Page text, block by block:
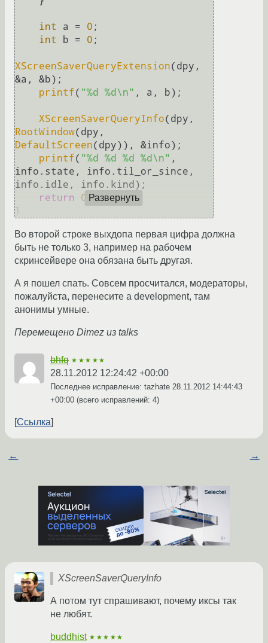
int a = 0 ;
int
b = 0 ;
XScreenSaverQueryExtension(dpy,
&a, &b);
printf( "%d %d\n" , a, b);
XScreenSaverQueryInfo
RootWindow
DefaultScreen(dpy)), &info);
printf( "%d %d %d %d\n" ,
info.state, info.til_or_since,
info.idle, info.kind);
return
0 ;
Развернуть
Во второй строке выхдопа первая цифра должна
быть не только 3, например на рабочем
скринсейвере она обязана быть другая.
А я пошел спать. Совсем просчитался, модераторы,
пожалуйста, перенесите а development, там
анонимы умные.
Перемещено Dimez из talks
bhfq ★★★★★
28.11.2012 12:24:42 +00:00
Последнее исправление: tazhate 28.11.2012 14:44:43
+00:00 (всего исправлений: 4)
Ссылка
← →
XScreenSaverQueryInfo
А потом тут спрашивают, почему иксы так
не любят.
buddhist ★★★★★